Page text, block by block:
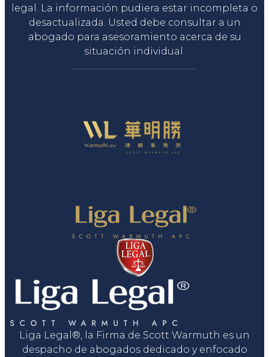
legal. La información pudiera estar incompleta o
desactualizada. Usted debe consultar a un
abogado para asesoramiento acerca de su
situación individual.
Liga Legal®, la Firma de Scott Warmuth es un
despacho de abogados dedicado y enfocado